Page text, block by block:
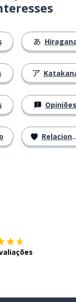
Opiniões
Relacionamentos